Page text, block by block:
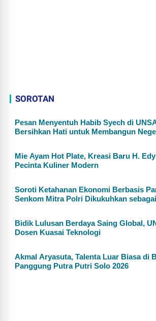
SOROTAN
Pesan Menyentuh Habib Syech di
Bersihkan Hati untuk Membangun
Mie Ayam Hot Plate, Kreasi Baru H.
Pecinta Kuliner Modern
Soroti Ketahanan Ekonomi Berbasis
Senkom Mitra Polri Dikukuhkan
Bidik Lulusan Berdaya Saing Global,
Dosen Kuasai Teknologi
Akmal Aryasuta, Talenta Luar Biasa di
Panggung Putra Putri Solo 2026